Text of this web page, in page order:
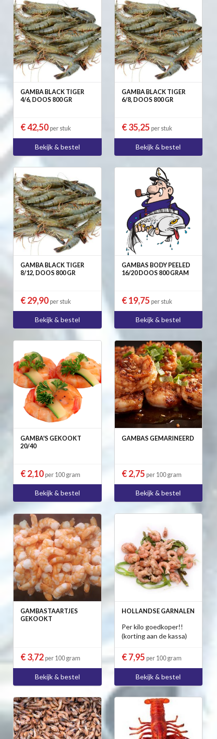
GAMBA BLACK TIGER
4/6, DOOS 800 GR
€ 42,50per stuk
Bekijk & bestel
GAMBA BLACK TIGER
6/8, DOOS 800 GR
€ 35,25 per stuk
Bekijk & bestel
GAMBA BLACK TIGER
8/12, DOOS 800 GR
€ 29,90per stuk
Bekijk & bestel
GAMBAS BODY PEELED
16/20 DOOS 800 GRAM
€ 19,75 per stuk
Bekijk & bestel
GAMBA'S GEKOOKT
20/40
€ 2,10per 100 gram
Bekijk & bestel
GAMBAS GEMARINEERD
€ 2,75 per 100 gram
Bekijk & bestel
GAMBASTAARTJES
GEKOOKT
€ 3,72 per 100 gram
Bekijk & bestel
HOLLANDSE GARNALEN
Per kilo goedkoper!!
(korting aan de kassa)
€ 7,95 per 100 gram
Bekijk & bestel